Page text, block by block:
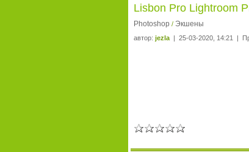
Lisbon Pro Lightroom
Photoshop / Экшены
автор: jezla | 25-03-2020, 14:21 |